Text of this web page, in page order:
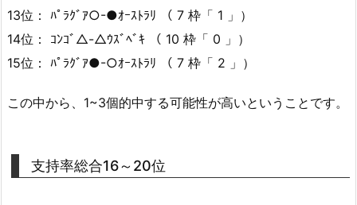
13位： ﾊﾟﾗｸﾞｱ○-●ｵｰｽﾄﾗﾘ （ 7 枠「 1 」）
14位： ｺﾝｺﾞ△-△ｳｽﾞﾍﾞｷ （ 10 枠「 0 」）
15位： ﾊﾟﾗｸﾞｱ●-○ｵｰｽﾄﾗﾘ （ 7 枠「 2 」）
この中から、1~3個的中する可能性が高いということです。
支持率総合16～20位